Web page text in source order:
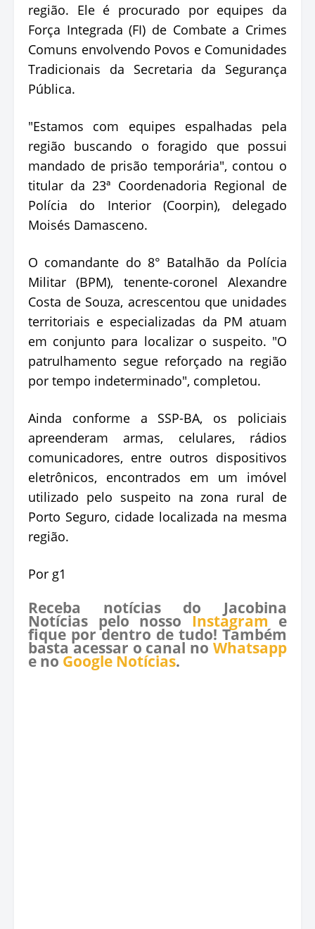
região. Ele é procurado por equipes da
Força Integrada (FI) de Combate a Crimes
Comuns envolvendo Povos e Comunidades
Tradicionais da Secretaria da Segurança
Pública.
"Estamos com equipes espalhadas pela
região buscando o foragido que possui
mandado de prisão temporária", contou o
titular da 23ª Coordenadoria Regional de
Polícia do Interior (Coorpin), delegado
Moisés Damasceno.
O comandante do 8° Batalhão da Polícia
Militar (BPM), tenente-coronel Alexandre
Costa de Souza, acrescentou que unidades
territoriais e especializadas da PM atuam
em conjunto para localizar o suspeito. "O
patrulhamento segue reforçado na região
por tempo indeterminado", completou.
Ainda conforme a SSP-BA, os policiais
apreenderam armas, celulares, rádios
comunicadores, entre outros dispositivos
eletrônicos, encontrados em um imóvel
utilizado pelo suspeito na zona rural de
Porto Seguro, cidade localizada na mesma
região.
Por g1
Receba notícias do Jacobina
Notícias pelo nosso Instagram e
fique por dentro de tudo! Também
basta acessar o canal no Whatsapp
e no Google Notícias.